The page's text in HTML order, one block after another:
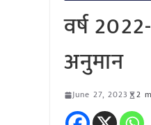
वर्ष
अनुमान
June 27, 2023 2